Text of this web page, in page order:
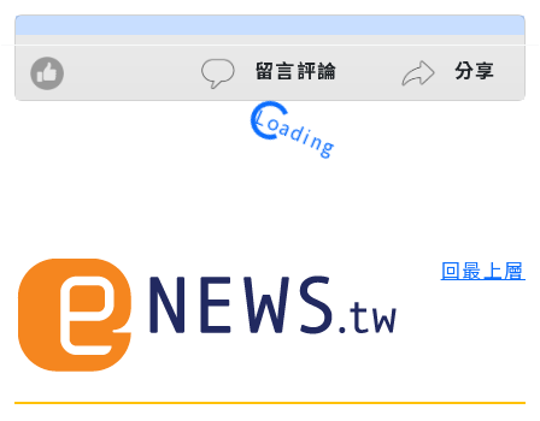
留言評論 分享
Loading
回最上層